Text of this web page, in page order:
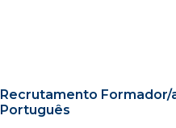
Recrutamento Formador/
Português